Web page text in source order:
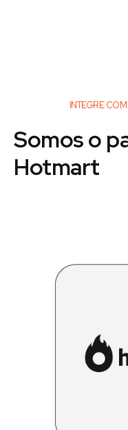
INTEGRE
Somos o
Hotmart